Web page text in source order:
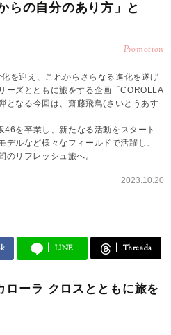
らの自分のあり方」と
Promotion
を迎え、これからさらなる進化を遂げ
ーズとともに旅をする企画「COROLLA
となる今回は、齋藤飛鳥(さいとうあす
を卒業し、新たなる活動をスタート
デルなど様々なフィールドで活躍し、
のリフレッシュ旅へ。
2023.10.20
LINE Threads
ローラ クロスとともに旅を